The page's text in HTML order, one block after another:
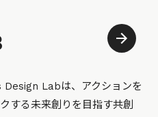
Design Labは、アクションを
する未来創りを目指す共創